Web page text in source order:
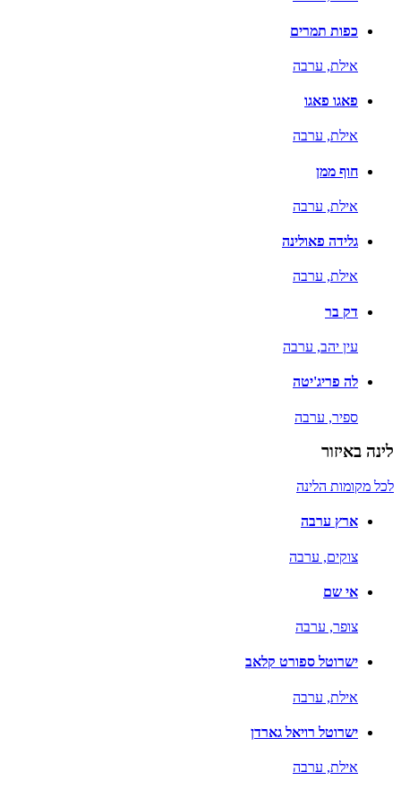
כפות תמרים
אילת, ערבה
פאגו פאגו
אילת, ערבה
חוף ממן
אילת, ערבה
גלידה פאולינה
אילת, ערבה
דק בר
עין יהב, ערבה
לה פריג'יטה
ספיר, ערבה
לינה באיזור
לכל מקומות הלינה
ארץ ערבה
צוקים, ערבה
אי שם
צופר, ערבה
ישרוטל ספורט קלאב
אילת, ערבה
ישרוטל רויאל גארדן
אילת, ערבה